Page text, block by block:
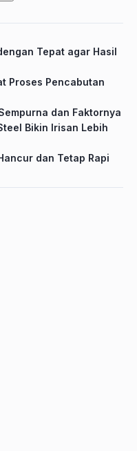
Tepat agar Hasil
Proses Pencabutan
dan Faktornya
Bikin Irisan Lebih
dan Tetap Rapi